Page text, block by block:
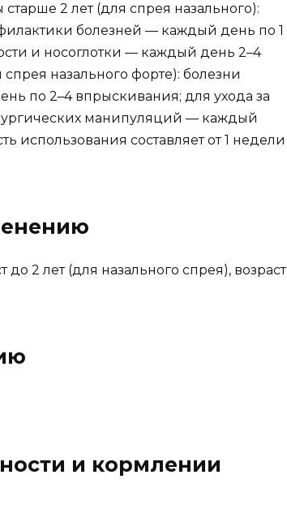
2 лет (для спрея назального):
болезней — каждый день по 1
и носоглотки — каждый день 2–4
назального форте): болезни
по 2–4 впрыскивания; для ухода за
манипуляций — каждый
использования составляет от 1 недели
до 2 лет (для назального спрея), возраст
и кормлении